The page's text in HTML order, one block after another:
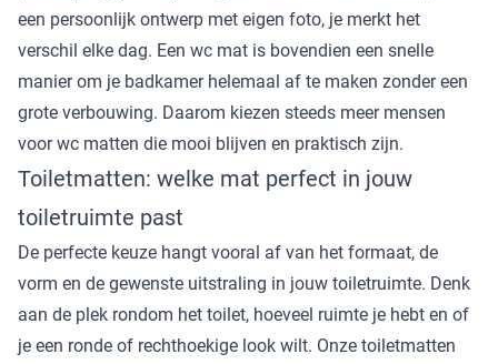
een persoonlijk ontwerp met eigen foto, je merkt het
verschil elke dag. Een wc mat is bovendien een snelle
manier om je badkamer helemaal af te maken zonder een
grote verbouwing. Daarom kiezen steeds meer mensen
voor wc matten die mooi blijven en praktisch zijn.
Toiletmatten: welke mat perfect in jouw
toiletruimte past
De perfecte keuze hangt vooral af van het formaat, de
vorm en de gewenste uitstraling in jouw toiletruimte. Denk
aan de plek rondom het toilet, hoeveel ruimte je hebt en of
je een ronde of rechthoekige look wilt. Onze toiletmatten